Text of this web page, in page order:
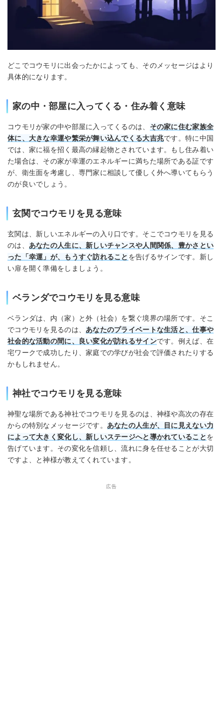
どこでコウモリに出会ったかによっても、そのメッセージはより
具体的になります。
家の中・部屋に入ってくる・住み着く意味
コウモリが家の中や部屋に入ってくるのは、 その家に住む家族全
体に、大きな幸運や繁栄が舞い込んでくる大吉兆です。特に中国
では、家に福を招く最高の縁起物とされています。もし住み着い
た場合は、その家が幸運のエネルギーに満ちた場所である証です
が、衛生面を考慮し、専門家に相談して優しく外へ導いてもらう
のが良いでしょう。
玄関でコウモリを見る意味
玄関は、新しいエネルギーの入り口です。そこでコウモリを見る
のは、 あなたの人生に、新しいチャンスや人間関係、豊かさとい
った「幸運」が、もうすぐ訪れること を告げるサインです。新し
い扉を開く準備をしましょう。
ベランダでコウモリを見る意味
ベランダは、内（家）と外（社会）を繋ぐ境界の場所です。そこ
でコウモリを見るのは、 あなたのプライベートな生活と、仕事や
社会的な活動の間に、良い変化が訪れるサインです。例えば、在
宅ワークで成功したり、家庭での学びが社会で評価されたりする
かもしれません。
神社でコウモリを見る意味
神聖な場所である神社でコウモリを見るのは、神様や高次の存在
からの特別なメッセージです。 あなたの人生が、目に見えない力
によって大きく変化し、新しいステージへと導かれていることを
告げています。その変化を信頼し、流れに身を任せることが大切
ですよ、と神様が教えてくれています。
広告